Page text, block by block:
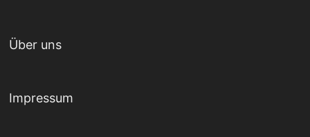
Über uns
Impressum